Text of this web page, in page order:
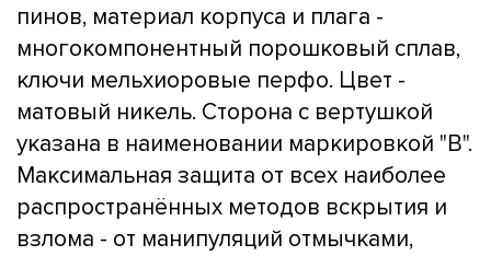
пинов, материал корпуса и плага -
многокомпонентный порошковый сплав,
ключи мельхиоровые перфо. Цвет -
матовый никель. Сторона с вертушкой
указана в наименовании маркировкой "B".
Максимальная защита от всех наиболее
распространённых методов вскрытия и
взлома - от манипуляций отмычками,